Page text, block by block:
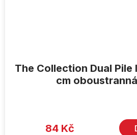
The Collection Dual
cm
84 Kč